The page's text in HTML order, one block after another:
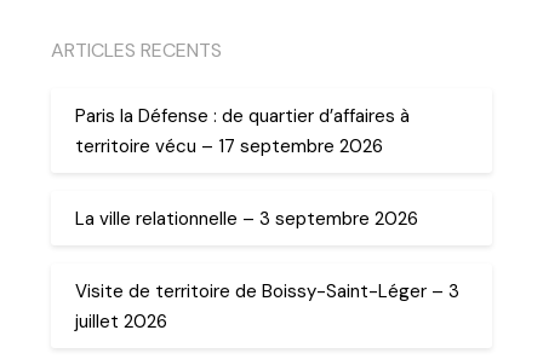
ARTICLES RECENTS
Paris la Défense : de quartier d’affaires à
territoire vécu – 17 septembre 2026
La ville relationnelle – 3 septembre 2026
Visite de territoire de Boissy-Saint-Léger – 3
juillet 2026